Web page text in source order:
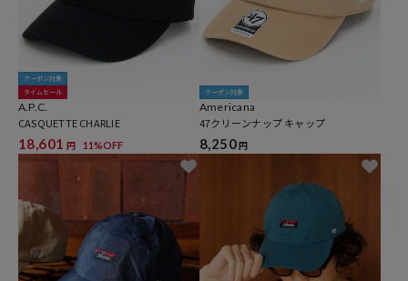
クーポン対象
タイムセール
A.P.C.
CASQUETTE CHARLIE
18,601 円 11%OFF
クーポン対象
Americana
47クリーンナップ キャップ
8,250円